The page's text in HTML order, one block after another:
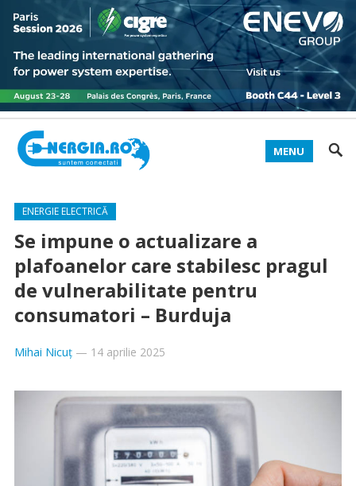
MENU
ENERGIE ELECTRICĂ
Se impune o actualizare a
plafoanelor care stabilesc pragul
de vulnerabilitate pentru
consumatori – Burduja
Mihai Nicuț— 14 aprilie 2025